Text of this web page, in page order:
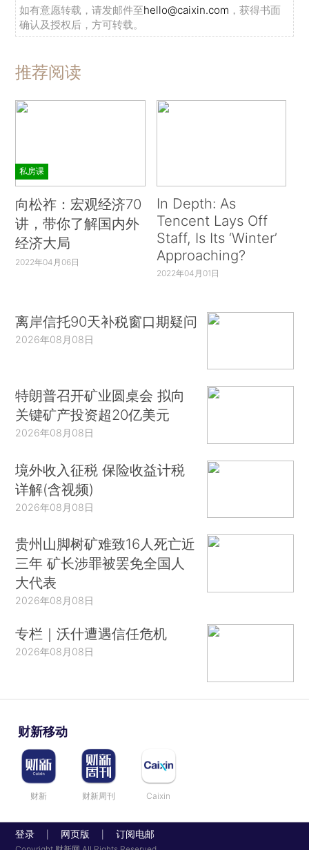
如有意愿转载，请发邮件至hello@caixin.com ，获得书面
确认及授权后，方可转载。
推荐阅读
私房课
向松祚：宏观经济70
讲，带你了解国内外
经济大局
2022年04月06日
In Depth: As
Tencent Lays Off
Staff, Is Its ‘Winter’
Approaching?
2022年04月01日
离岸信托90天补税窗口期疑问
2026年08月08日
特朗普召开矿业圆桌会 拟向
关键矿产投资超20亿美元
2026年08月08日
境外收入征税 保险收益计税
详解(含视频)
2026年08月08日
贵州山脚树矿难致16人死亡近
三年 矿长涉罪被罢免全国人
大代表
2026年08月08日
专栏｜沃什遭遇信任危机
2026年08月08日
财新移动
财新 财新周刊 Caixin
登录 网页版 订阅电邮